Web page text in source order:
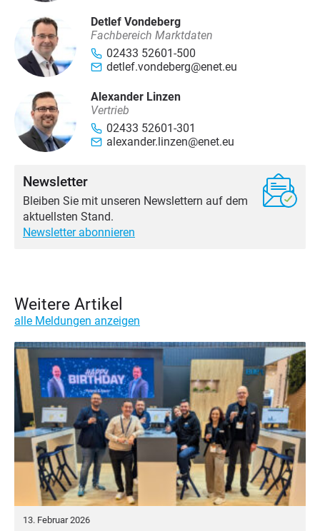
Detlef Vondeberg
Fachbereich Marktdaten
02433 52601-500
detlef.vondeberg@enet.eu
Alexander Linzen
Vertrieb
02433 52601-301
alexander.linzen@enet.eu
Newsletter
Bleiben Sie mit unseren Newslettern auf dem
aktuellsten Stand.
Newsletter abonnieren
Weitere Artikel
alle Meldungen anzeigen
13. Februar 2026